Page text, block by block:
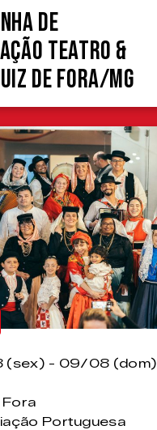
de
Teatro &
de Fora/MG
(sex) - 09/08 (dom)
Fora
Portuguesa